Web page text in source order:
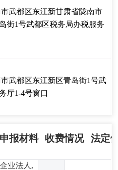
武都区东江新甘肃省陇南市
街1号武都区税务局办税服务
武都区东江新区青岛街1号武
厅1-4号窗口
申报材料 收费情况 法定
企业法人,